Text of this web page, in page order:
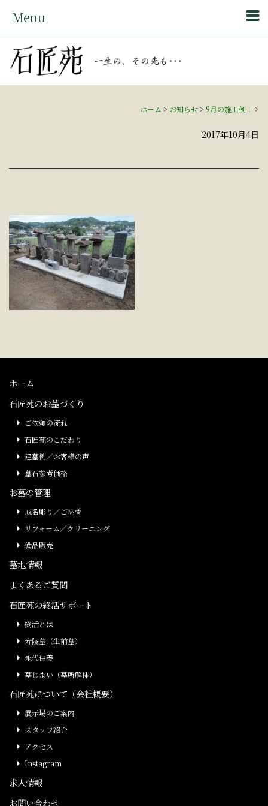
Menu
ホーム > お知らせ> 9月の施工例！ >
2017年10月4日
ホーム
石匠苑のお墓づくり
ご依頼の流れ
石匠苑のこだわり
建墓例／お客様の声
墓石参考価格
お墓の管理
戒名彫り／ご納骨
リフォーム／クリーニング
備品販売
墓地情報
よくあるご質問
石匠苑の終活サポート
終活とは
寿陵墓（生前墓）
永代供養
墓じまい（墓所解体）
石匠苑について（会社概要）
展示場のご案内
スタッフ紹介
アクセス
Instagram
求人情報
お問い合わせ